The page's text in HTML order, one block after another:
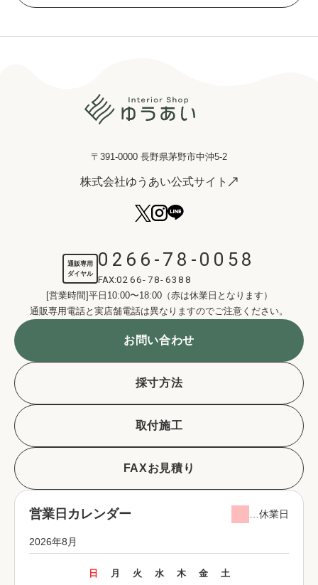
〒391-0000 長野県茅野市中沖5-2
株式会社ゆうあい公式サイト
通販専用
ダイヤル
0266-78-0058
FAX:0266-78-6388
[営業時間]平日10:00〜18:00（赤は休業日となります）
通販専用電話と実店舗電話は異なりますのでご注意ください。
お問い合わせ
採寸方法
取付施工
FAXお見積り
営業日カレンダー …休業日
2026年8月
日 月 火 水 木 金 土